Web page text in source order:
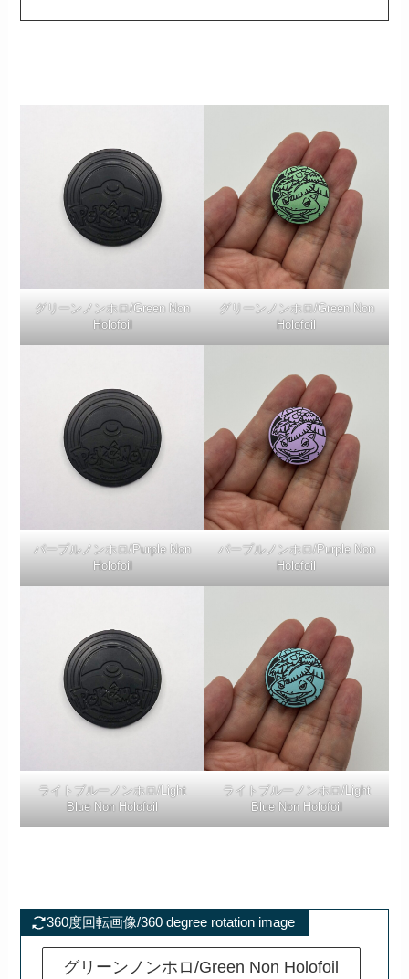
グリーンノンホロ/Green Non
Holofoil
グリーンノンホロ/Green Non
Holofoil
パープルノンホロ/Purple Non
Holofoil
パープルノンホロ/Purple Non
Holofoil
ライトブルーノンホロ/Light
Blue Non Holofoil
ライトブルーノンホロ/Light
Blue Non Holofoil
360度回転画像/360 degree rotation image
グリーンノンホロ/Green Non Holofoil